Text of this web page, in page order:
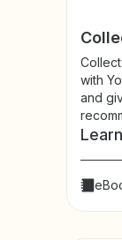
with
and